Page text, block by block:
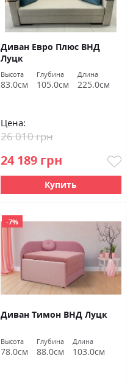
Диван Евро Плюс ВНД
Луцк
Высота
83.0см
Глубина
105.0см
Длина
225.0см
Цена:
24 189 грн
26 010 грн
Купить
-7%
Диван Тимон ВНД Луцк
Высота
78.0см
Глубина
88.0см
Длина
103.0см